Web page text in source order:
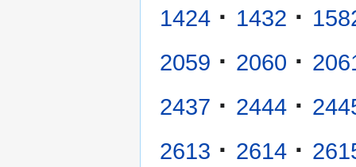
1424 · 1432 ·
2059 · 2060 ·
2437 · 2444 ·
2613 · 2614 ·